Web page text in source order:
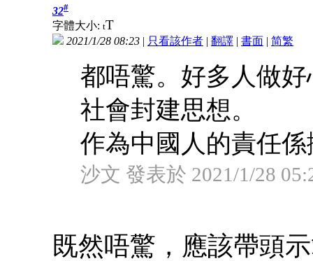
32#
字體大小: tT
2021/1/28 08:23 | 只看該作者 | 翻譯 | 書面 | 简繁
都唔驚。好多人做
社會封建思想。
作為中國人的責任
沙文 發表於 2021/1/28
既然唔驚，應該帶頭